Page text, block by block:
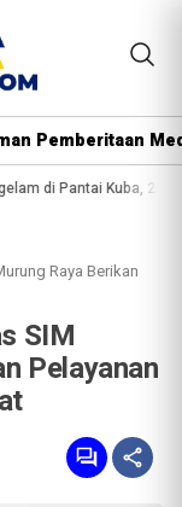
Pemberitaan
2 Orang Tewas
Raya Berikan
SIM
Pelayanan